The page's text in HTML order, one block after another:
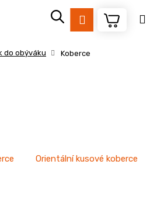
Přihlášení
do obýváku Koberce
Orientální kusové koberce